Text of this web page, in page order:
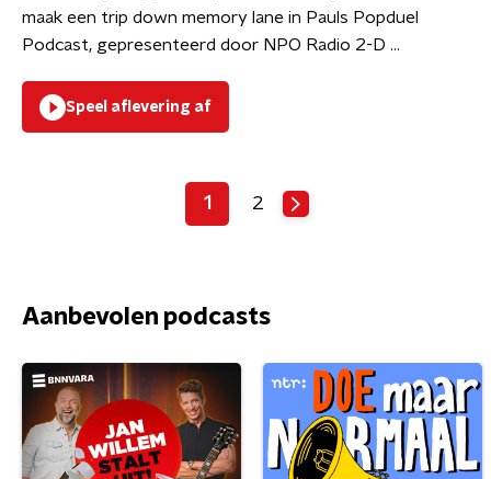
maak een trip down memory lane in Pauls Popduel
Podcast, gepresenteerd door NPO Radio 2-D ...
Speel aflevering af
1 2
Aanbevolen podcasts